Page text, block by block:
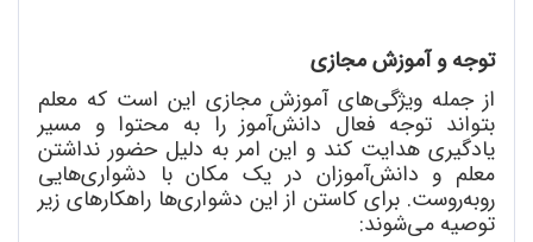
توجه و آموزش مجازی
از جمله ویژگیهای آموزش مجازی این است که معلم
بتواند توجه فعال دانشآموز را به محتوا و مسیر
یادگیری هدایت کند و این امر به دلیل حضور نداشتن
معلم و دانشآموزان در یک مکان با دشواریهایی
روبهروست. برای کاستن از این دشواریها راهکارهای زیر
توصیه میشوند: